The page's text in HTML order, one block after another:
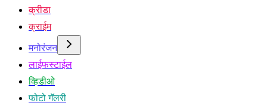
क्रीडा
क्राईम
मनोरंजन
लाईफस्टाईल
व्हिडीओ
फोटो गॅलरी